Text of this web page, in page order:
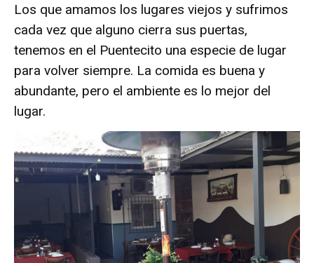
Los que amamos los lugares viejos y sufrimos
cada vez que alguno cierra sus puertas,
tenemos en el Puentecito una especie de lugar
para volver siempre. La comida es buena y
abundante, pero el ambiente es lo mejor del
lugar.